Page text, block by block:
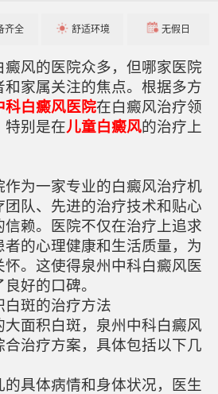
齐全 舒适环境 无假日
风的医院众多，但哪家医院
家属关注的焦点。根据多方
科白癜风医院在白癜风治疗领
特别是在儿童白癜风的治疗上
作为一家专业的白癜风治疗机
队、先进的治疗技术和贴心
赖。医院不仅在治疗上追求
的心理健康和生活质量，为
怀。这使得泉州中科白癜风医
好的口碑。
白斑的治疗方法
面积白斑，泉州中科白癜风
合治疗方案，具体包括以下几
具体病情和身体状况，医生